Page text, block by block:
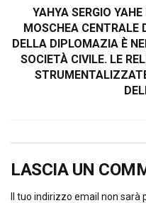
YAHYA SERGIO
MOSCHEA CENTRALE
DELLA DIPLOMAZIA È
SOCIETÀ CIVILE. LE
LASCIA UN
Il tuo indirizzo email non sarà